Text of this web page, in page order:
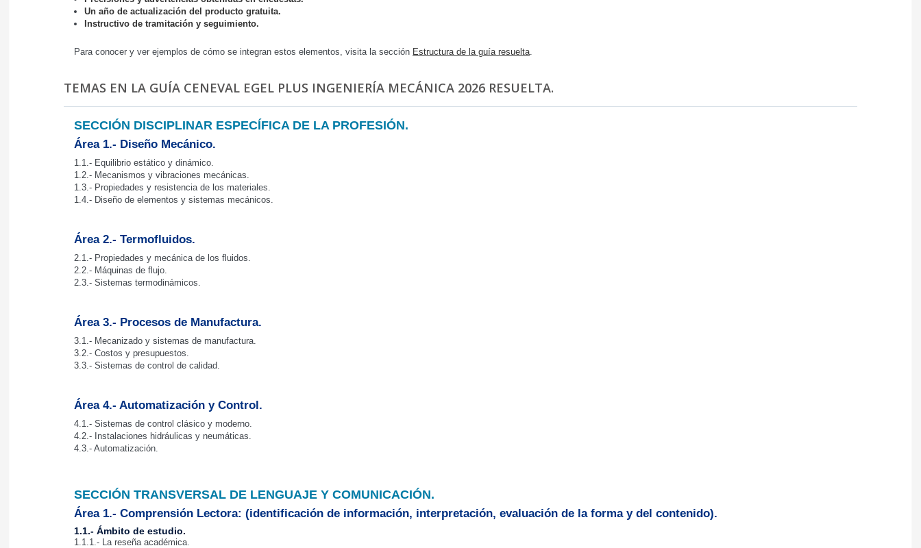
Un año de actualización del producto gratuita.
Instructivo de tramitación y seguimiento.
Para conocer y ver ejemplos de cómo se integran estos elementos, visita la sección Estructura de la guía resuelta.
TEMAS EN LA GUÍA CENEVAL EGEL PLUS INGENIERÍA MECÁNICA 2026 RESUELTA.
SECCIÓN DISCIPLINAR ESPECÍFICA DE LA PROFESIÓN.
Área 1.- Diseño Mecánico.
1.1.- Equilibrio estático y dinámico.
1.2.- Mecanismos y vibraciones mecánicas.
1.3.- Propiedades y resistencia de los materiales.
1.4.- Diseño de elementos y sistemas mecánicos.
Área 2.- Termofluidos.
2.1.- Propiedades y mecánica de los fluidos.
2.2.- Máquinas de flujo.
2.3.- Sistemas termodinámicos.
Área 3.- Procesos de Manufactura.
3.1.- Mecanizado y sistemas de manufactura.
3.2.- Costos y presupuestos.
3.3.- Sistemas de control de calidad.
Área 4.- Automatización y Control.
4.1.- Sistemas de control clásico y moderno.
4.2.- Instalaciones hidráulicas y neumáticas.
4.3.- Automatización.
SECCIÓN TRANSVERSAL DE LENGUAJE Y COMUNICACIÓN.
Área 1.- Comprensión Lectora: (identificación de información, interpretación, evaluación de la forma y del contenido).
1.1.- Ámbito de estudio.
1.1.1.- La reseña académica.